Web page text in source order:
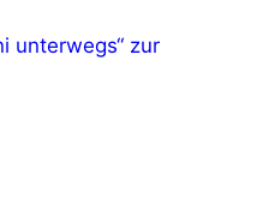
unterwegs“ zur